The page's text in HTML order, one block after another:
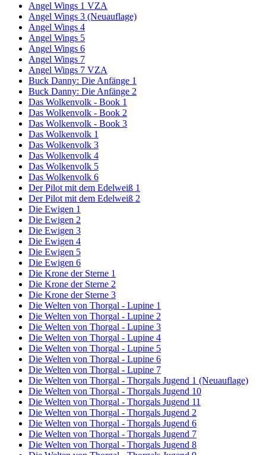
Angel Wings 1 VZA
Angel Wings 3 (Neuauflage)
Angel Wings 4
Angel Wings 5
Angel Wings 6
Angel Wings 7
Angel Wings 7 VZA
Buck Danny: Die Anfänge 1
Buck Danny: Die Anfänge 2
Das Wolkenvolk - Book 1
Das Wolkenvolk - Book 2
Das Wolkenvolk - Book 3
Das Wolkenvolk 1
Das Wolkenvolk 3
Das Wolkenvolk 4
Das Wolkenvolk 5
Das Wolkenvolk 6
Der Pilot mit dem Edelweiß 1
Der Pilot mit dem Edelweiß 2
Die Ewigen 1
Die Ewigen 2
Die Ewigen 3
Die Ewigen 4
Die Ewigen 5
Die Ewigen 6
Die Krone der Sterne 1
Die Krone der Sterne 2
Die Krone der Sterne 3
Die Welten von Thorgal - Lupine 1
Die Welten von Thorgal - Lupine 2
Die Welten von Thorgal - Lupine 3
Die Welten von Thorgal - Lupine 4
Die Welten von Thorgal - Lupine 5
Die Welten von Thorgal - Lupine 6
Die Welten von Thorgal - Lupine 7
Die Welten von Thorgal - Thorgals Jugend 1 (Neuauflage)
Die Welten von Thorgal - Thorgals Jugend 10
Die Welten von Thorgal - Thorgals Jugend 11
Die Welten von Thorgal - Thorgals Jugend 2
Die Welten von Thorgal - Thorgals Jugend 6
Die Welten von Thorgal - Thorgals Jugend 7
Die Welten von Thorgal - Thorgals Jugend 8